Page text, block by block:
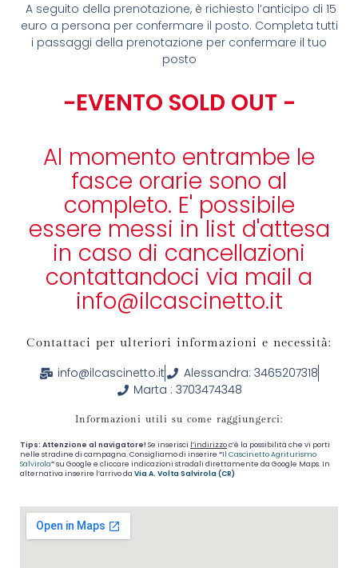
A seguito della prenotazione, è richiesto l’anticipo di 15
euro a persona per confermare il posto. Completa tutti
i passaggi della prenotazione per confermare il tuo
posto
-EVENTO SOLD OUT -
Al momento entrambe le
fasce orarie sono al
completo. E' possibile
essere messi in list d'attesa
in caso di cancellazioni
contattandoci via mail a
info@ilcascinetto.it
Contattaci per ulteriori informazioni e necessità:
info@ilcascinetto.it
Alessandra: 3465207318
Marta : 3703474348
Informazioni utili su come raggiungerci:
Tips: Attenzione al navigatore! Se inserisci l’indirizzoc’è la possibilità che vi porti
nelle stradine di campagna. Consigliamo di inserire “Il Cascinetto Agriturismo
Salvirola”su Google e cliccare indicazioni stradali direttamente da Google Maps. In
alternativa inserire l’arrivo da Via A. Volta Salvirola (CR)